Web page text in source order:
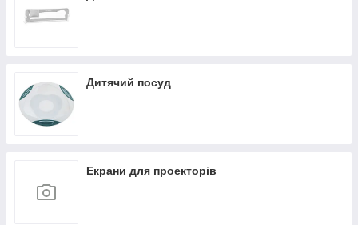
Дитячий посуд
Екрани для проекторів